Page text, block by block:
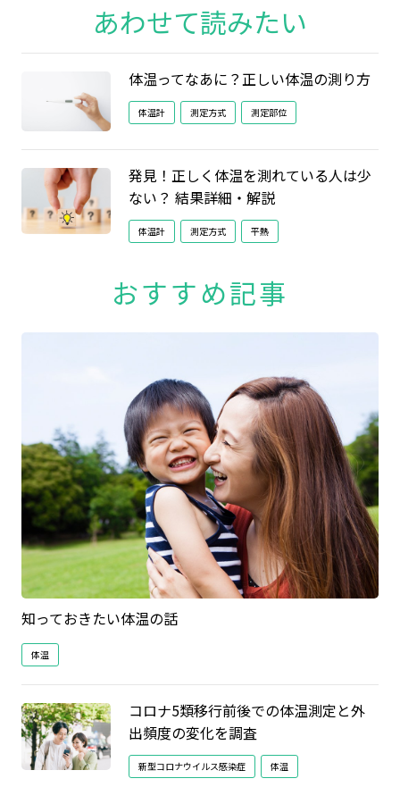
あわせて読みたい
体温ってなあに？正しい体温の測り方
体温計 測定方式 測定部位
発見！正しく体温を測れている人は少
ない？ 結果詳細・解説
体温計 測定方式 平熱
おすすめ記事
知っておきたい体温の話
体温
コロナ5類移行前後での体温測定と外
出頻度の変化を調査
新型コロナウイルス感染症 体温